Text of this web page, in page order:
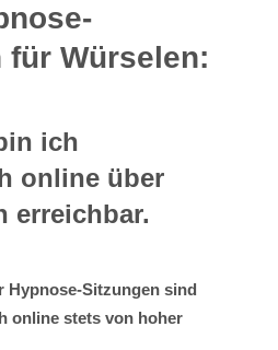
für Würselen:
ich
online über
erreichbar.
Hypnose-Sitzungen sind
online stets von hoher